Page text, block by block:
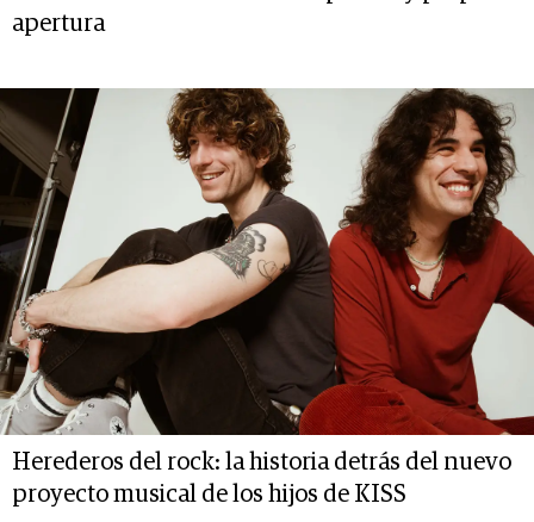
apertura
Herederos del rock: la historia detrás del nuevo
proyecto musical de los hijos de KISS